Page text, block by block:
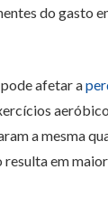
do gasto
afetar a
a mesma
em